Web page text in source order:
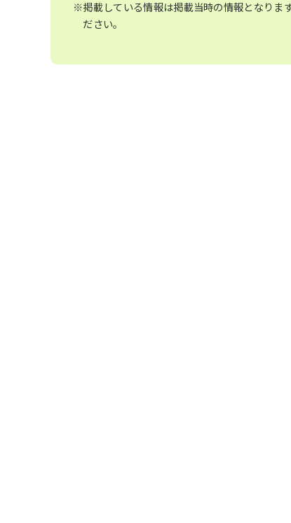
※掲載している情報は掲載当時の情報となりま
ださい。